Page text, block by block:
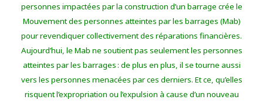
personnes impactées par la construction d’un barrage crée le
Mouvement des personnes atteintes par les barrages (Mab)
pour revendiquer collectivement des réparations financières.
Aujourd’hui, le Mab ne soutient pas seulement les personnes
atteintes par les barrages : de plus en plus, il se tourne aussi
vers les personnes menacées par ces derniers. Et ce, qu’elles
risquent l’expropriation ou l’expulsion à cause d’un nouveau